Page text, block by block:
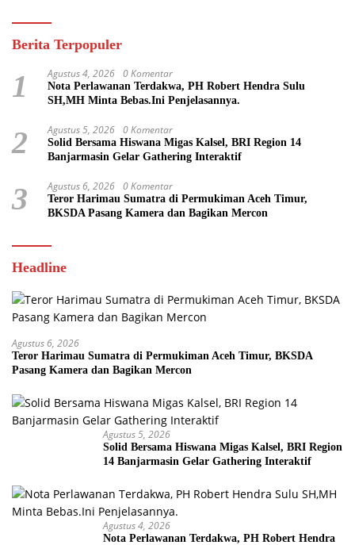
Berita Terpopuler
1 Agustus 4, 2026 0 Komentar
Nota Perlawanan Terdakwa, PH Robert Hendra Sulu
SH,MH Minta Bebas.Ini Penjelasannya.
2 Agustus 5, 2026 0 Komentar
Solid Bersama Hiswana Migas Kalsel, BRI Region 14
Banjarmasin Gelar Gathering Interaktif
3 Agustus 6, 2026 0 Komentar
Teror Harimau Sumatra di Permukiman Aceh Timur,
BKSDA Pasang Kamera dan Bagikan Mercon
Headline
Agustus 6, 2026
Teror Harimau Sumatra di Permukiman Aceh Timur, BKSDA
Pasang Kamera dan Bagikan Mercon
Agustus 5, 2026
Solid Bersama Hiswana Migas Kalsel, BRI Region
14 Banjarmasin Gelar Gathering Interaktif
Agustus 4, 2026
Nota Perlawanan Terdakwa, PH Robert Hendra